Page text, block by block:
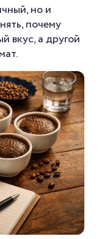
но и
почему
вкус, а другой